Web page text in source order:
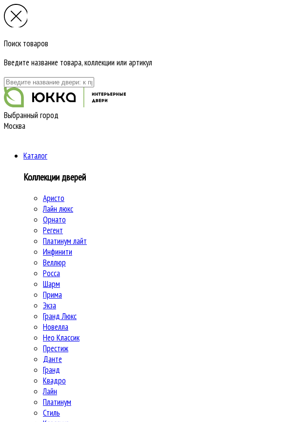
Поиск товаров
Введите название товара, коллекции или артикул
Выбранный город
Москва
Каталог
Коллекции дверей
Аристо
Лайн люкс
Орнато
Регент
Платинум лайт
Инфинити
Веллюр
Росса
Шарм
Прима
Экза
Гранд Люкс
Новелла
Нео Классик
Престиж
Данте
Гранд
Квадро
Лайн
Платинум
Стиль